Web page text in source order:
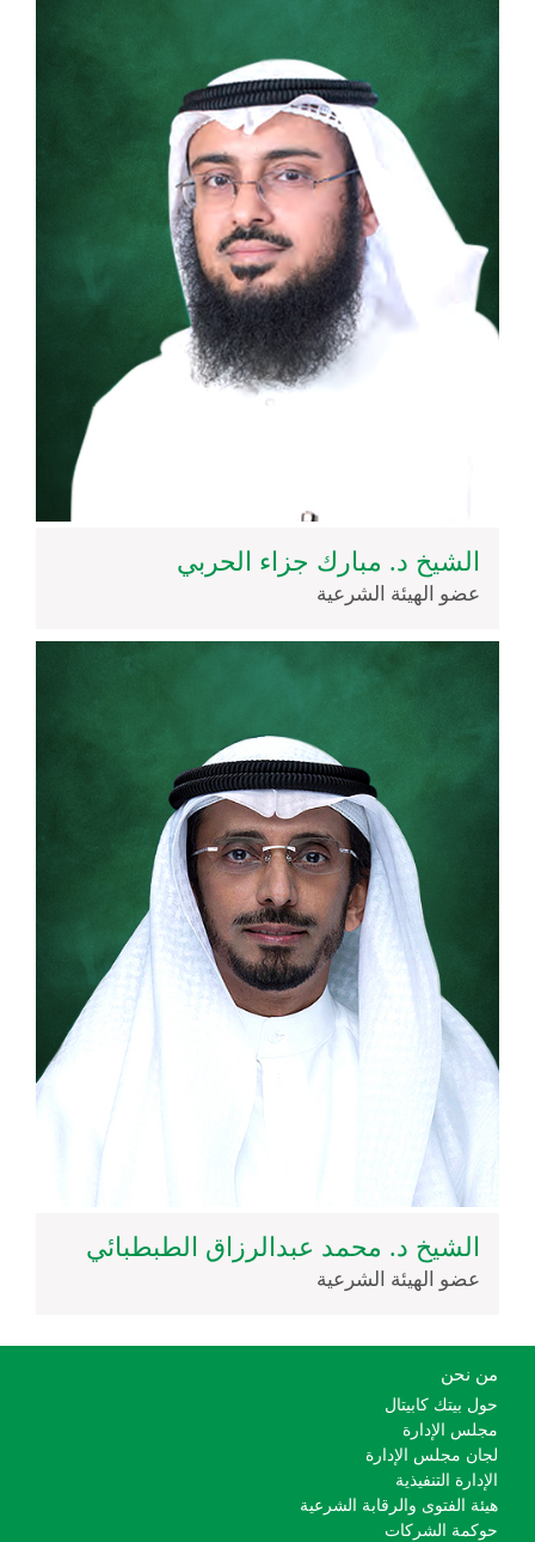
الشيخ د. مبارك جزاء الحربي
عضو الهيئة الشرعية
الشيخ د. محمد عبدالرزاق الطبطبائي
عضو الهيئة الشرعية
من نحن
حول بيتك كابيتال
مجلس الإدارة
لجان مجلس الإدارة
الإدارة التنفيذية
هيئة الفتوى والرقابة الشرعية
حوكمة الشركات